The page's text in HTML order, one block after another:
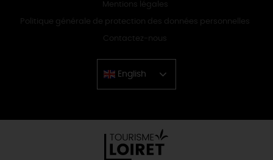
Mentions légales
Politique générale de protection des données personnelles
Contactez-nous
English
Chinese